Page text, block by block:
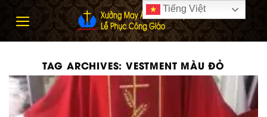
TAG ARCHIVES:VESTMENT MÀU ĐỎ
Tiếng Việt